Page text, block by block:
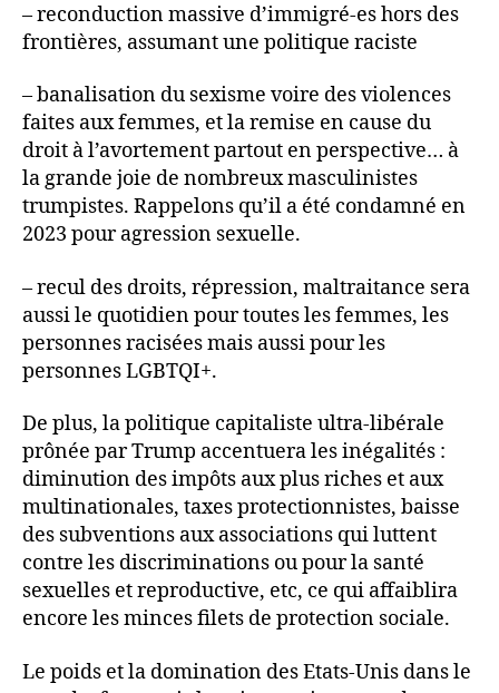
– reconduction massive d’immigré-es hors des
frontières, assumant une politique raciste
– banalisation du sexisme voire des violences
faites aux femmes, et la remise en cause du
droit à l’avortement partout en perspective… à
la grande joie de nombreux masculinistes
trumpistes. Rappelons qu’il a été condamné en
2023 pour agression sexuelle.
– recul des droits, répression, maltraitance sera
aussi le quotidien pour toutes les femmes, les
personnes racisées mais aussi pour les
personnes LGBTQI+.
De plus, la politique capitaliste ultra-libérale
prônée par Trump accentuera les inégalités :
diminution des impôts aux plus riches et aux
multinationales, taxes protectionnistes, baisse
des subventions aux associations qui luttent
contre les discriminations ou pour la santé
sexuelles et reproductive, etc, ce qui affaiblira
encore les minces filets de protection sociale.
Le poids et la domination des Etats-Unis dans le